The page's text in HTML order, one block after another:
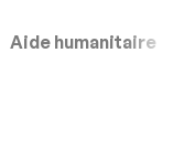
Aide humanitaire